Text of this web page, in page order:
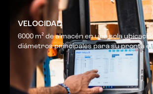
VELOCIDAD
6000 m² de almacén en una sola
diámetros principales para su pronta